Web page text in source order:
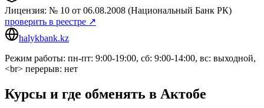
Лицензия: № 10 от 06.08.2008 (Национальный Банк РК)
проверить в реестре ↗
halykbank.kz
Режим работы: пн-пт: 9:00-19:00, сб: 9:00-14:00, вс: выходной,
<br> перерыв: нет
Курсы и где обменять в Актобе